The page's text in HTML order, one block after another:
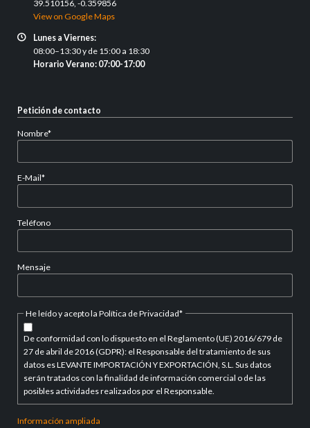
39.510156, -0.359856
View on Google Maps
Lunes a Viernes:
08:00–13:30 y de 15:00 a 18:30
Horario Verano: 07:00-17:00
Petición de contacto
Campo
Nombre*
Campo
E-Mail*
Teléfono
Mensaje
Campo
obligatorio
He leído y acepto la Política de Privacidad*
De conformidad con lo dispuesto en el Reglamento (UE) 2016/679 de
27 de abril de 2016 (GDPR): el Responsable del tratamiento de sus
datos es LEVANTE IMPORTACIÓN Y EXPORTACIÓN, S.L. Sus datos
serán tratados con la finalidad de información comercial o de las
posibles actividades realizados por el Responsable.
Información ampliada